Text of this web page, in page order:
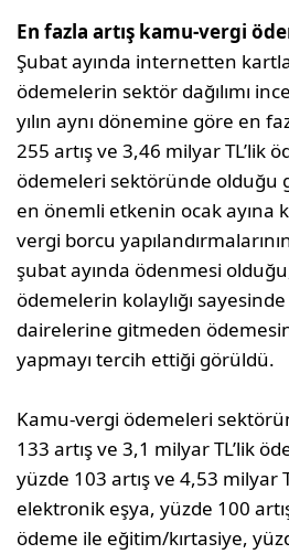
En fazla artış kamu-vergi
Şubat ayında internetten
ödemelerin sektör dağılımı
yılın aynı dönemine göre en
255 artış ve 3,46 milyar TL’lik
ödemeleri sektöründe olduğu
en önemli etkenin ocak ayına
vergi borcu
şubat ayında ödenmesi
ödemelerin kolaylığı sayesinde
dairelerine gitmeden
yapmayı tercih ettiği görüldü.
Kamu-vergi ödemeleri
133 artış ve 3,1 milyar TL’lik
yüzde 103 artış ve 4,53 milyar
elektronik eşya, yüzde 100
ödeme ile eğitim/kırtasiye,